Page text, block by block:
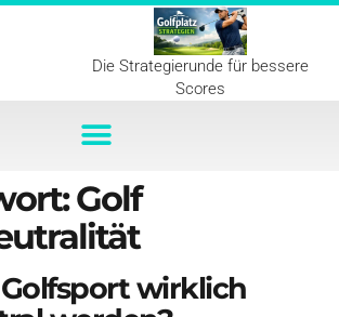
Die Strategierunde für bessere
Scores
Golf
wirklich